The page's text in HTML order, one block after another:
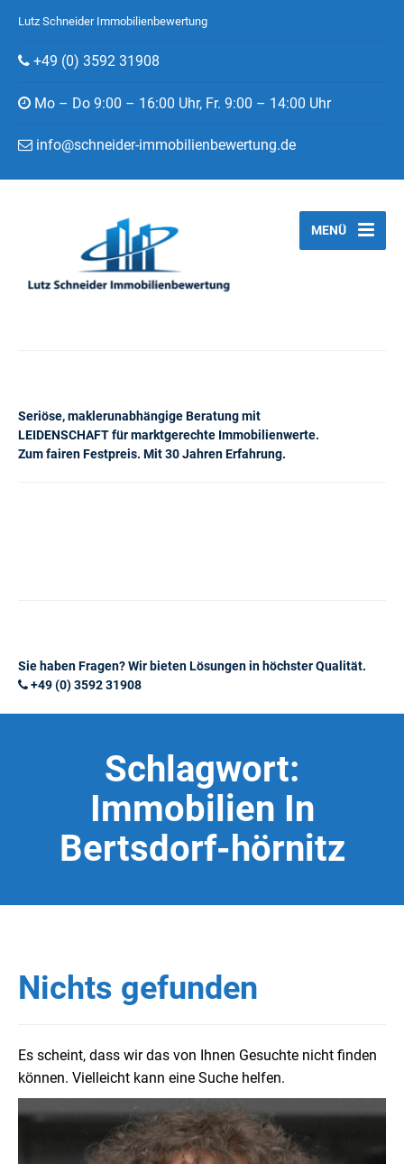
Lutz Schneider Immobilienbewertung
+49 (0) 3592 31908
Mo – Do 9:00 – 16:00 Uhr, Fr. 9:00 – 14:00 Uhr
info@schneider-immobilienbewertung.de
Seriöse, maklerunabhängige Beratung mit
LEIDENSCHAFT für marktgerechte Immobilienwerte.
Zum fairen Festpreis. Mit 30 Jahren Erfahrung.
MENÜ
Sie haben Fragen? Wir bieten Lösungen in höchster Qualität.
+49 (0) 3592 31908
Schlagwort:
Immobilien In
Bertsdorf-hörnitz
Nichts gefunden
Es scheint, dass wir das von Ihnen Gesuchte nicht finden
können. Vielleicht kann eine Suche helfen.